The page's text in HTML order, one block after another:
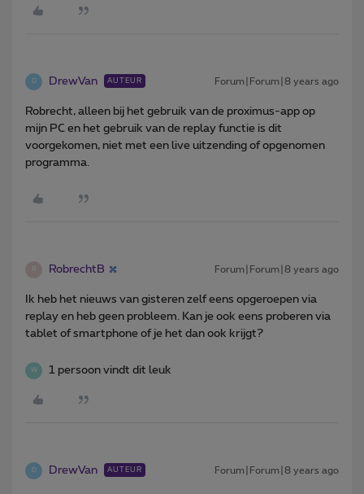
D DrewVan AUTEUR Forum|Forum|8 years ago
Robrecht, alleen bij het gebruik van de proximus-app op
mijn PC en het gebruik van de replay functie is dit
voorgekomen, niet met een live uitzending of opgenomen
programma.
RobrechtB Forum|Forum|8 years ago
Ik heb het nieuws van gisteren zelf eens opgeroepen via
replay en heb geen probleem. Kan je ook eens proberen via
tablet of smartphone of je het dan ook krijgt?
W 1 persoon vindt dit leuk
D DrewVan AUTEUR Forum|Forum|8 years ago